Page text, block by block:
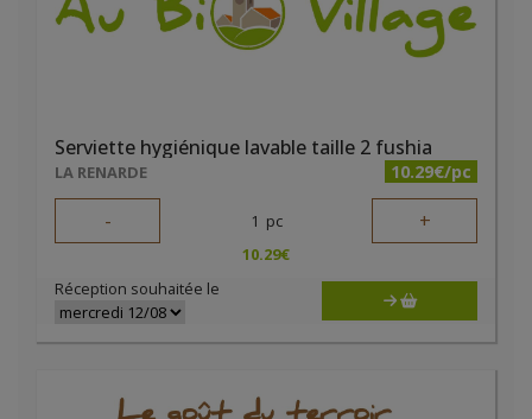
Serviette hygiénique lavable taille 2 fushia
LA RENARDE 10.29€/pc
- 1 pc +
10.29€
Réception souhaitée le